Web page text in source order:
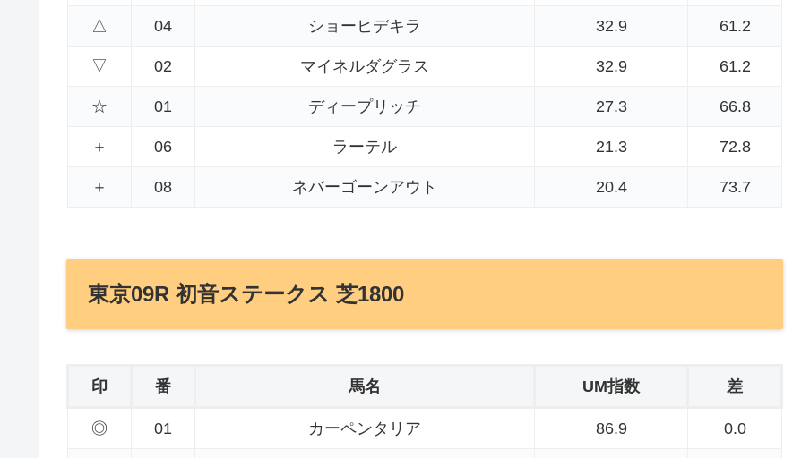
△ 04 ショーヒデキラ 32.9 61.2
▽ 02 マイネルダグラス 32.9 61.2
☆ 01 ディープリッチ 27.3 66.8
＋ 06 ラーテル 21.3 72.8
＋ 08 ネバーゴーンアウト 20.4 73.7
東京09R 初音ステークス 芝1800
印 番 馬名 UM指数 差
◎ 01 カーペンタリア 86.9 0.0